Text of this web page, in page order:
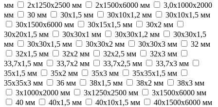
мм
2х1250х2500 мм 2х1500х6000 мм
3,0х1000х2000
мм
30 мм 30х1,5 мм 30х10х1,2 мм
30х10х1,5 мм
30х1500х6000 мм
30х15х1,5 мм
30х2 мм
30х20х1,5 мм
30х30х1 мм 30х30х1,2 мм
30х30х1,5
мм
30х30х1,5 мм 30х30х2 мм 30х30х3 мм
32 мм
32х1,5 мм
32х2 мм 32х2,5 мм
32х3 мм
33,7х1,5 мм
33,7х2 мм 33,7х2,5 мм
33,7х3 мм
35х1,5 мм
35х2 мм 35х3 мм
35х35х1,5 мм
35х35х3 мм
36 мм 38х1,5 мм 38х2 мм
38х3 мм
3х1000х2000 мм
3х1250х2500 мм
3х1500х6000 мм
40 мм
40х1,5 мм 40х10х1,5 мм
40х1500х6000 мм